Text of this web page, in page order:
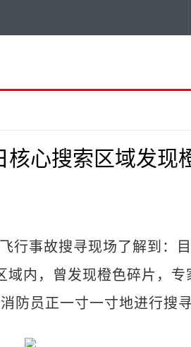
心搜索区域发现
事故搜寻现场了解到：
内，曾发现橙色碎片，专
防员正一寸一寸地进行搜寻